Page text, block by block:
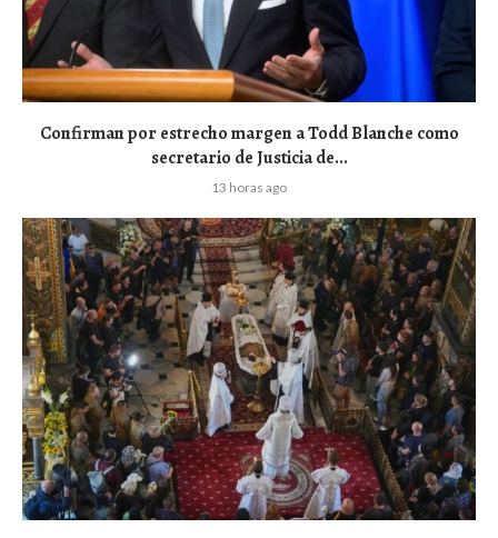
Confirman por estrecho margen a Todd Blanche como
secretario de Justicia de...
13 horas ago